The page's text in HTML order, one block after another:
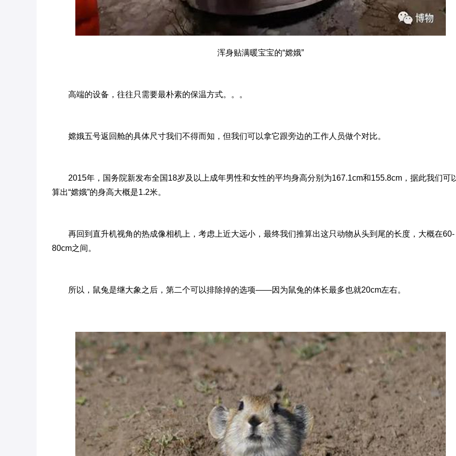
浑身贴满暖宝宝的“嫦娥”
高端的设备，往往只需要最朴素的保温方式。。。
嫦娥五号返回舱的具体尺寸我们不得而知，但我们可以拿它跟旁边的工作人员做个对比。
2015年，国务院新发布全国18岁及以上成年男性和女性的平均身高分别为167.1cm和155.8cm，据此我们可
算出“嫦娥”的身高大概是1.2米。
再回到直升机视角的热成像相机上，考虑上近大远小，最终我们推算出这只动物从头到尾的长度，大概在60-
80cm之间。
所以，鼠兔是继大象之后，第二个可以排除掉的选项——因为鼠兔的体长最多也就20cm左右。